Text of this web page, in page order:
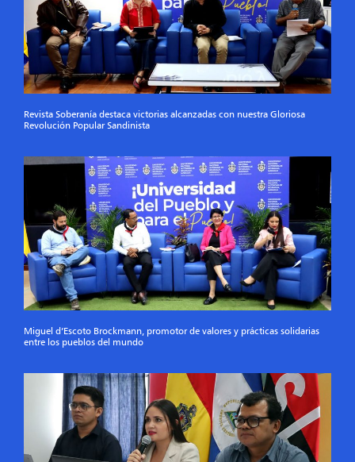
Revista Soberanía destaca victorias alcanzadas con nuestra Gloriosa
Revolución Popular Sandinista
Miguel d’Escoto Brockmann, promotor de valores y prácticas solidarias
entre los pueblos del mundo